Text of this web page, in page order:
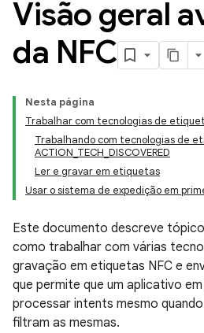
Visão geral
da NFC
Nesta página
Trabalhar com tecnologias de
Trabalhando com tecnologias de
ACTION_TECH_DISCOVERED
Ler e gravar em etiquetas
Usar o sistema de expedição em
Este documento descreve
como trabalhar com várias
gravação em etiquetas NFC e
que permite que um aplicativo
processar intents mesmo
filtram as mesmas.